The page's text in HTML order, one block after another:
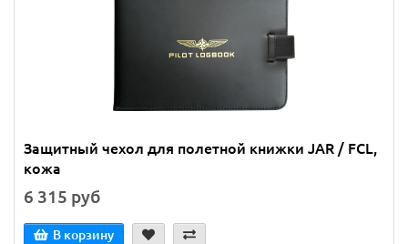
Защитный чехол для полетной книжки JAR / FCL,
кожа
6 315 руб
В корзину